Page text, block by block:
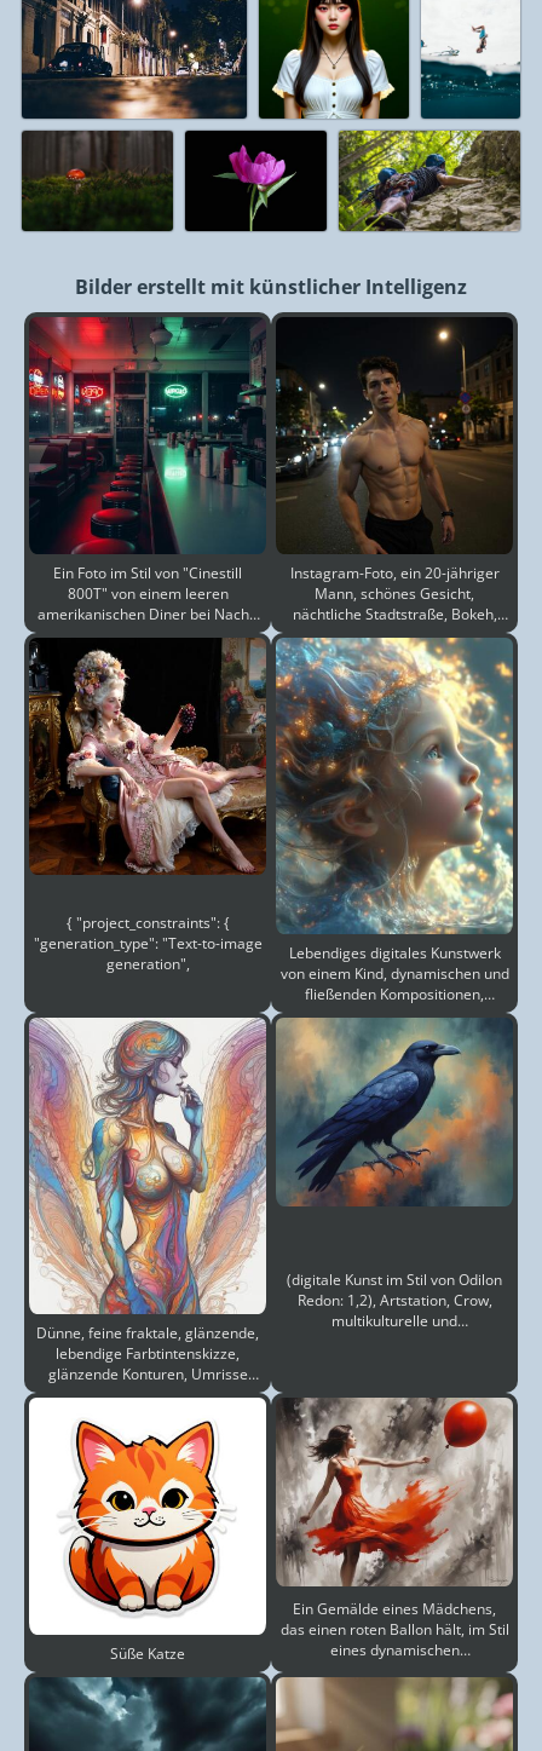
Bilder erstellt mit künstlicher Intelligenz
Ein Foto im Stil von "Cinestill
800T" von einem leeren
amerikanischen Diner bei Nacht.
Neonreklamen
Instagram-Foto, ein 20-jähriger
Mann, schönes Gesicht,
nächtliche Stadtstraße, Bokeh,
Bewegungsunschärfe,
{ "project_constraints": {
"generation_type": "Text-to-image
generation",
Lebendiges digitales Kunstwerk
von einem Kind, dynamischen und
fließenden Kompositionen,
mystischen und fess
Dünne, feine fraktale, glänzende,
lebendige Farbtintenskizze,
glänzende Konturen, Umrisse
einer perfekten w
(digitale Kunst im Stil von Odilon
Redon: 1,2), Artstation, Crow,
multikulturelle und
Süße Katze
Ein Gemälde eines Mädchens,
das einen roten Ballon hält, im Stil
eines dynamischen